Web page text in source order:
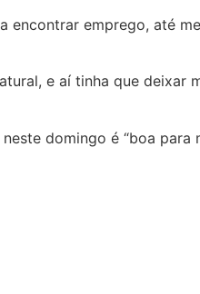
encontrar emprego, até
e aí tinha que deixar
domingo é “boa para